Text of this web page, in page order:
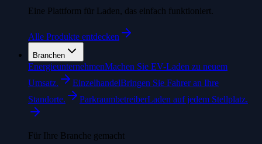
Eine Plattform für Laden, das einfach funktioniert.
Alle Produkte entdecken
Branchen
EnergieunternehmenMachen Sie EV-Laden zu neuem
Umsatz.
EinzelhandelBringen Sie Fahrer an Ihre
Standorte.
ParkraumbetreiberLaden auf jedem Stellplatz.
Für Ihre Branche gemacht